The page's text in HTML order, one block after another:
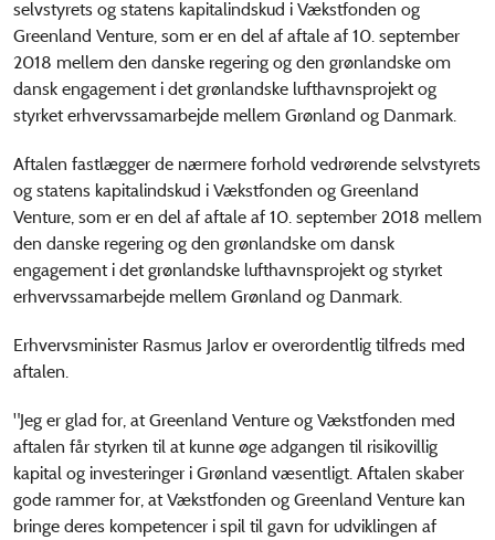
selvstyrets og statens kapitalindskud i Vækstfonden og
Greenland Venture, som er en del af aftale af 10. september
2018 mellem den danske regering og den grønlandske om
dansk engagement i det grønlandske lufthavnsprojekt og
styrket erhvervssamarbejde mellem Grønland og Danmark.
Aftalen fastlægger de nærmere forhold vedrørende selvstyrets
og statens kapitalindskud i Vækstfonden og Greenland
Venture, som er en del af aftale af 10. september 2018 mellem
den danske regering og den grønlandske om dansk
engagement i det grønlandske lufthavnsprojekt og styrket
erhvervssamarbejde mellem Grønland og Danmark.
Erhvervsminister Rasmus Jarlov er overordentlig tilfreds med
aftalen.
"Jeg er glad for, at Greenland Venture og Vækstfonden med
aftalen får styrken til at kunne øge adgangen til risikovillig
kapital og investeringer i Grønland væsentligt. Aftalen skaber
gode rammer for, at Vækstfonden og Greenland Venture kan
bringe deres kompetencer i spil til gavn for udviklingen af